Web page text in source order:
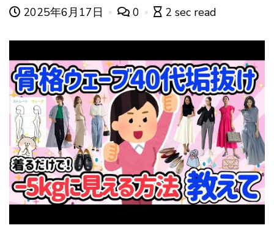
2025年6月17日 0 2 sec read